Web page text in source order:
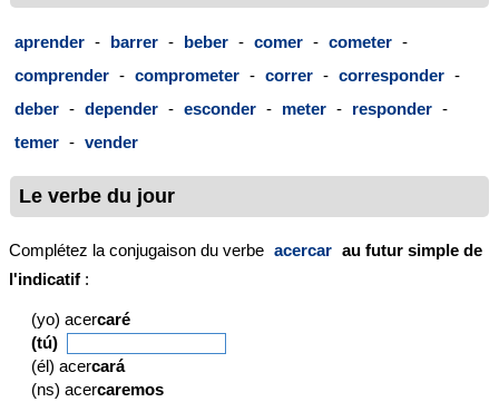
aprender - barrer - beber - comer - cometer -
comprender - comprometer - correr - corresponder -
deber - depender - esconder - meter - responder -
temer - vender
Le verbe du jour
Complétez la conjugaison du verbe acercar au futur simple de
l'indicatif :
(yo) acercaré
(tú)
(él) acercará
(ns) acercaremos